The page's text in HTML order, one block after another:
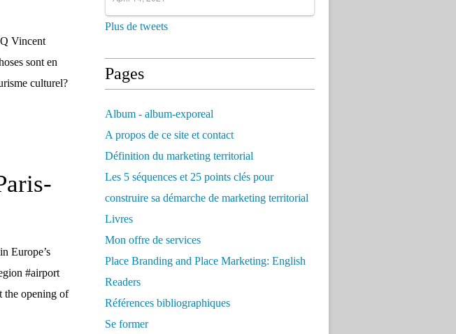
Vincent
sont en
culturel?
Europe’s
#airport
opening of
Plus de tweets
Pages
Album - album-exporeal
A propos de ce site et contact
Définition du marketing territorial
Les 5 séquences et 25 points clés pour
construire sa démarche de marketing territorial
Livres
Mon offre de services
Place Branding and Place Marketing: English
Readers
Références bibliographiques
Se former